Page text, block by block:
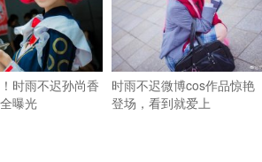
时雨不迟孙尚香
曝光
时雨不迟微博cos作品惊艳
登场，看到就爱上